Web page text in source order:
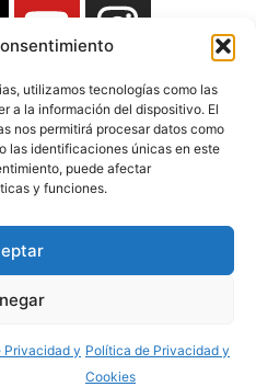
utilizamos tecnologías como las
a la información del dispositivo. El
nos permitirá procesar datos como
las identificaciones únicas en este
puede afectar
y funciones.
Privacidad y Política de Privacidad y
Cookies